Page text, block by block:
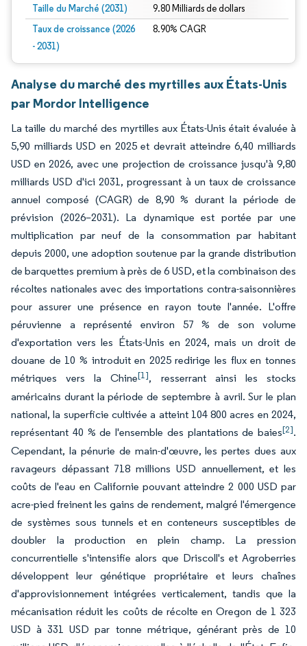
Taille du Marché (2031) 9.80 Milliards de dollars
Taux de croissance (2026
- 2031)
8.90% CAGR
Analyse du marché des myrtilles aux États-Unis
par Mordor Intelligence
La taille du marché des myrtilles aux États-Unis était évaluée à
5,90 milliards USD en 2025 et devrait atteindre 6,40 milliards
USD en 2026, avec une projection de croissance jusqu'à 9,80
milliards USD d'ici 2031, progressant à un taux de croissance
annuel composé (CAGR) de 8,90 % durant la période de
prévision (2026–2031). La dynamique est portée par une
multiplication par neuf de la consommation par habitant
depuis 2000, une adoption soutenue par la grande distribution
de barquettes premium à près de 6 USD, et la combinaison des
récoltes nationales avec des importations contra-saisonnières
pour assurer une présence en rayon toute l'année. L'offre
péruvienne a représenté environ 57 % de son volume
d'exportation vers les États-Unis en 2024, mais un droit de
douane de 10 % introduit en 2025 redirige les flux en tonnes
métriques vers la Chine[1], resserrant ainsi les stocks
américains durant la période de septembre à avril. Sur le plan
national, la superficie cultivée a atteint 104 800 acres en 2024,
représentant 40 % de l'ensemble des plantations de baies[2].
Cependant, la pénurie de main-d'œuvre, les pertes dues aux
ravageurs dépassant 718 millions USD annuellement, et les
coûts de l'eau en Californie pouvant atteindre 2 000 USD par
acre-pied freinent les gains de rendement, malgré l'émergence
de systèmes sous tunnels et en conteneurs susceptibles de
doubler la production en plein champ. La pression
concurrentielle s'intensifie alors que Driscoll's et Agroberries
développent leur génétique propriétaire et leurs chaînes
d'approvisionnement intégrées verticalement, tandis que la
mécanisation réduit les coûts de récolte en Oregon de 1 323
USD à 331 USD par tonne métrique, générant près de 10